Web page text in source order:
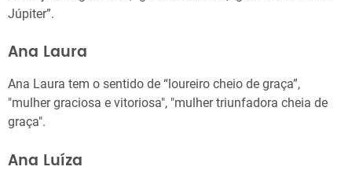
Júpiter”.
Ana Laura
Ana Laura tem o sentido de “loureiro cheio de graça”,
"mulher graciosa e vitoriosa", "mulher triunfadora cheia de
graça".
Ana Luíza